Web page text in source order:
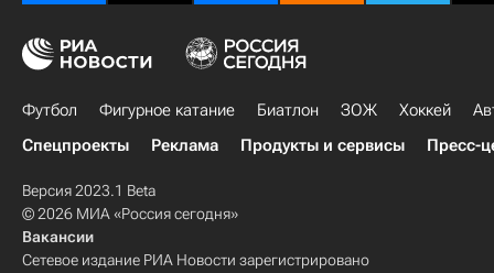
Футбол Фигурное катание Биатлон ЗОЖ Хоккей
Спецпроекты
Реклама Продукты и сервисы Пресс-
Версия 2023.1 Beta
© 2026 МИА «Россия сегодня»
Вакансии
Сетевое издание РИА Новости зарегистрировано